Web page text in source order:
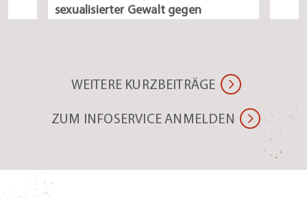
sexualisierter Gewalt gegen
WEITERE KURZBEITRÄGE
ZUM INFOSERVICE ANMELDEN